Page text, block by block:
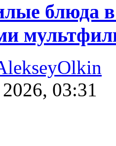
блюда
03:31